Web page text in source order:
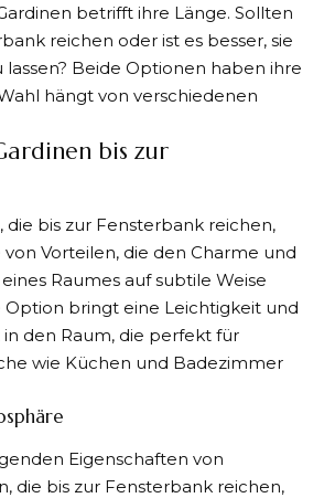
betrifft ihre Länge. Sollten
reichen oder ist es besser, sie
lassen? Beide Optionen haben ihre
hängt von verschiedenen
bis zur
die bis zur Fensterbank reichen,
Vorteilen, die den Charme und
Raumes auf subtile Weise
Option bringt eine Leichtigkeit und
den Raum, die perfekt für
wie Küchen und Badezimmer
Eigenschaften von
die bis zur Fensterbank reichen,